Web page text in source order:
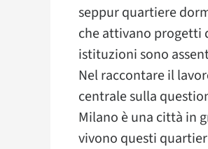
seppur quartiere
che attivano progetti
istituzioni sono
Nel raccontare il
centrale sulla
Milano è una città in
vivono questi